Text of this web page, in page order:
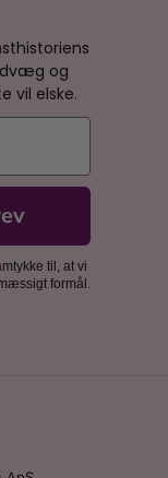
og
vil elske.
til, at vi
formål.